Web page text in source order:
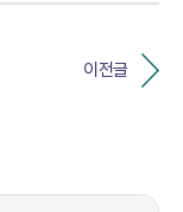
이전글